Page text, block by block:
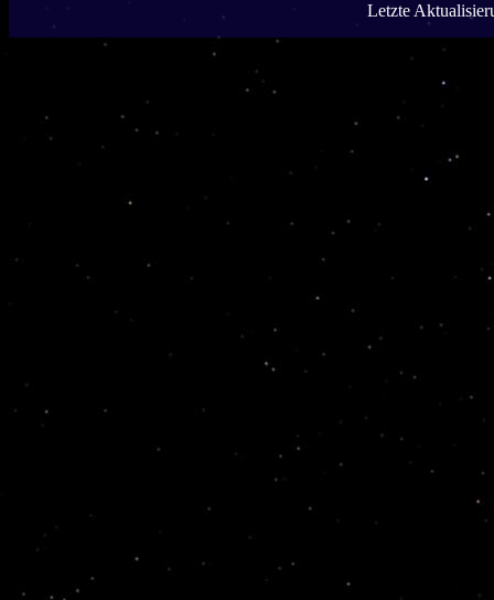
Letzte